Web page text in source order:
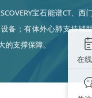
在
宝石能谱CT、西
备；有体外心肺支持辅
支撑保障。